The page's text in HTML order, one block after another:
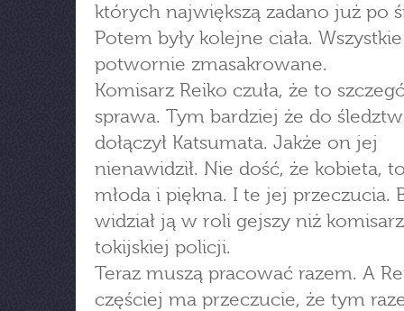
których największą zadano już po
Potem były kolejne ciała. Wszystkie
potwornie zmasakrowane.
Komisarz Reiko czuła, że to
sprawa. Tym bardziej że do
dołączył Katsumata. Jakże on jej
nienawidził. Nie dość, że kobieta,
młoda i piękna. I te jej przeczucia.
widział ją w roli gejszy niż
tokijskiej policji.
Teraz muszą pracować razem. A
częściej ma przeczucie, że tym